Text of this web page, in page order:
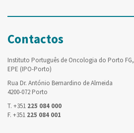
Contactos
Instituto Português de Oncologia do Porto FG,
EPE (IPO-Porto)
Rua Dr. António Bernardino de Almeida
4200-072 Porto
T. +351 225 084 000
F. +351 225 084 001